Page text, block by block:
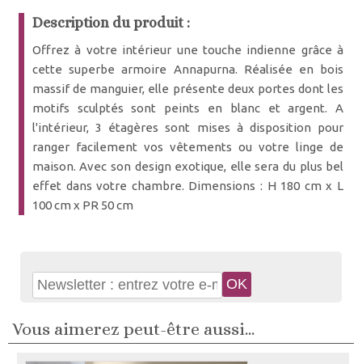
Description du produit :
Offrez à votre intérieur une touche indienne grâce à
cette superbe armoire Annapurna. Réalisée en bois
massif de manguier, elle présente deux portes dont les
motifs sculptés sont peints en blanc et argent. A
l'intérieur, 3 étagères sont mises à disposition pour
ranger facilement vos vêtements ou votre linge de
maison. Avec son design exotique, elle sera du plus bel
effet dans votre chambre. Dimensions : H 180 cm x L
100 cm x PR 50 cm
Vous aimerez peut-être aussi...